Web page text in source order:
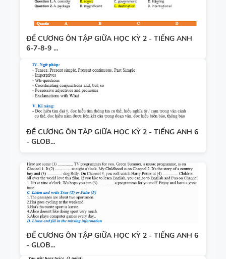
ĐỀ CƯƠNG ÔN TẬP GIỮA HỌC KỲ 2 - TIẾNG ANH
6-7-8-9 ...
ĐỀ CƯƠNG ÔN TẬP GIỮA HỌC KỲ 2 - TIẾNG ANH 6
- GLOB...
ĐỀ CƯƠNG ÔN TẬP GIỮA HỌC KỲ 2 - TIẾNG ANH 6
- GLOB...